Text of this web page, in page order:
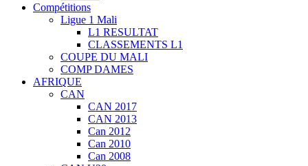
Compétitions
Ligue 1 Mali
L1 RESULTAT
CLASSEMENTS L1
COUPE DU MALI
COMP DAMES
AFRIQUE
CAN
CAN 2017
CAN 2013
Can 2012
Can 2010
Can 2008